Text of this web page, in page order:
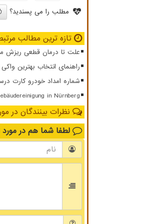
مطلب را می پسندید؟
تازه ترین مطالب
علت تا درمان قطعی ریزش
راهنمای انتخاب بهترین
شماره امداد خودرو کارت
in Nürnberg
نظرات بینندگان در
لطفا شما هم در